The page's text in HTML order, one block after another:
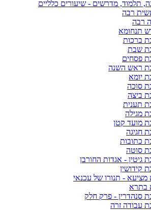
תלמוד, מדרשים - שיעורים כלליים
רבה
רבה
תנחומא
ברכות
שבת
פסחים
ראש השנה
יומא
סוכה
ביצה
תענית
מגילה
מועד קטן
חגיגה
כתובות
סוטה
גיטין - אגדות החורבן
קידושין
מציעא - תנורו של עכנאי
בתרא
סנהדרין - פרק חלק
עבודה זרה